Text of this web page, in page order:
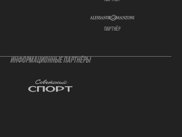
партнёр
ИНФОРМАЦИОННЫЕ ПАРТНЁРЫ